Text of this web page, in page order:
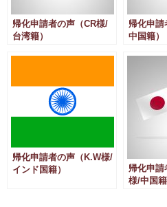
帰化申請者の声（CR様/
台湾籍）
帰化申
中国籍）
帰化申請者の声（K.W様/
インド国籍）
帰化申
様/中国籍